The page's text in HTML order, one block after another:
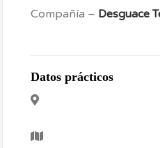
Compañía – Desguace
Datos prácticos